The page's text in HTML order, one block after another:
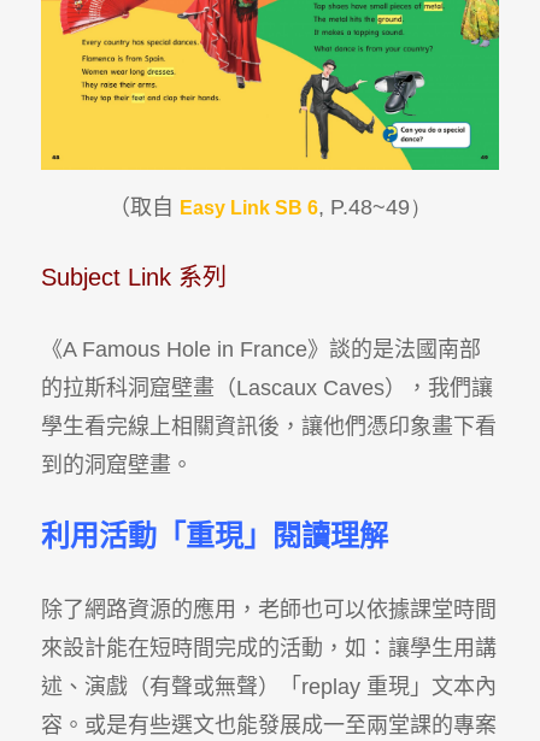
（取自 Easy Link SB 6, P.48~49）
Subject Link 系列
《A Famous Hole in France》談的是法國南部
的拉斯科洞窟壁畫（Lascaux Caves），我們讓
學生看完線上相關資訊後，讓他們憑印象畫下看
到的洞窟壁畫。
利用活動「重現」閱讀理解
除了網路資源的應用，老師也可以依據課堂時間
來設計能在短時間完成的活動，如：讓學生用講
述、演戲（有聲或無聲）「replay 重現」文本內
容。或是有些選文也能發展成一至兩堂課的專案